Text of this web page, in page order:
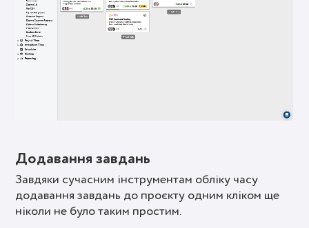
Додавання завдань
Завдяки сучасним інструментам обліку часу
додавання завдань до проєкту одним кліком ще
ніколи не було таким простим.